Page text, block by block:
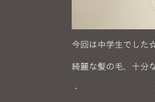
今回は中学生でし
綺麗な髪の毛、十分
・